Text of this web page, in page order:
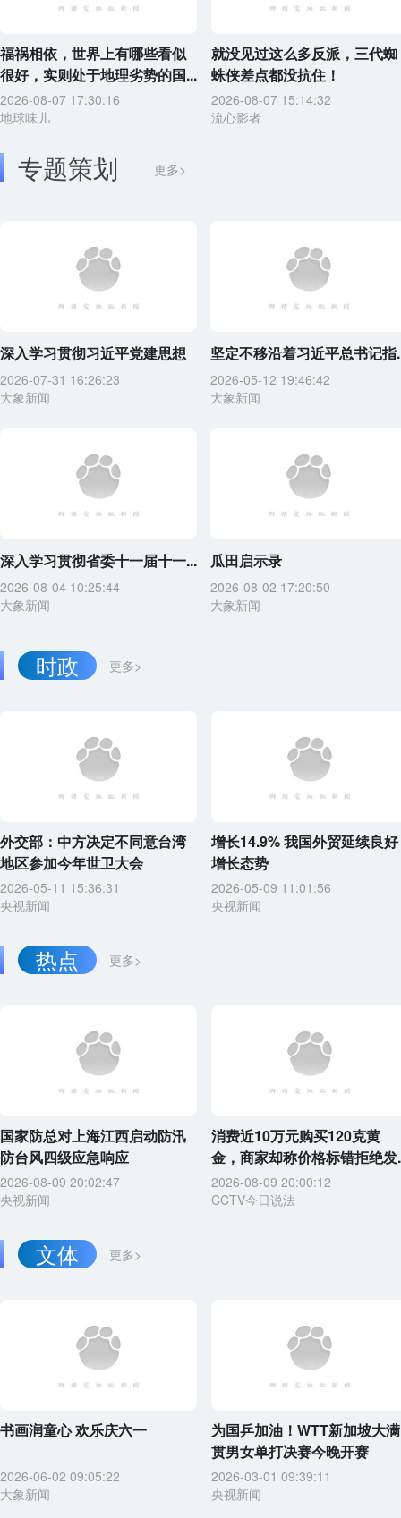
福祸相依，世界上有哪些看似
很好，实则处于地理劣势的国...
2026-08-07 17:30:16
地球味儿
就没见过这么多反派，三代蜘
蛛侠差点都没抗住！
2026-08-07 15:14:32
流心影者
专题策划 更多>
深入学习贯彻习近平党建思想
2026-07-31 16:26:23
大象新闻
坚定不移沿着习近平总书记指
2026-05-12 19:46:42
大象新闻
深入学习贯彻省委十一届十一...
2026-08-04 10:25:44
大象新闻
瓜田启示录
2026-08-02 17:20:50
大象新闻
更多>
时政
外交部：中方决定不同意台湾
地区参加今年世卫大会
2026-05-11 15:36:31
央视新闻
增长14.9% 我国外贸延续良好
增长态势
2026-05-09 11:01:56
央视新闻
更多>
热点
国家防总对上海江西启动防汛
防台风四级应急响应
2026-08-09 20:02:47
央视新闻
消费近10万元购买120克黄
金，商家却称价格标错拒绝发
2026-08-09 20:00:12
CCTV今日说法
更多>
文体
书画润童心 欢乐庆六一
2026-06-02 09:05:22
大象新闻
为国乒加油！WTT新加坡大满
贯男女单打决赛今晚开赛
2026-03-01 09:39:11
央视新闻